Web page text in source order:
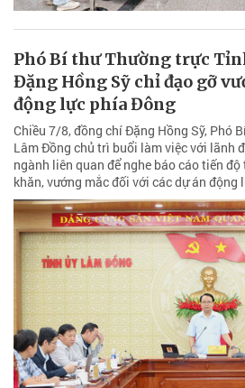
Phó Bí thư Thường trực
Đặng Hồng Sỹ chỉ đạo gỡ
động lực phía Đông
Chiều 7/8, đồng chí Đặng Hồng Sỹ, Phó
Lâm Đồng chủ trì buổi làm việc với lãnh
ngành liên quan để nghe báo cáo tiến
khăn, vướng mắc đối với các dự án